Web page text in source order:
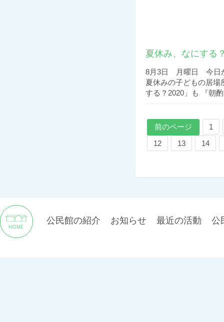
夏休み、なにする
8月3日 月曜日 今日
夏休みの子どもの居場
する？2020」も 『朝
前のページ
1
12
13 14
公民館の紹介 お知らせ 最近の活動 公